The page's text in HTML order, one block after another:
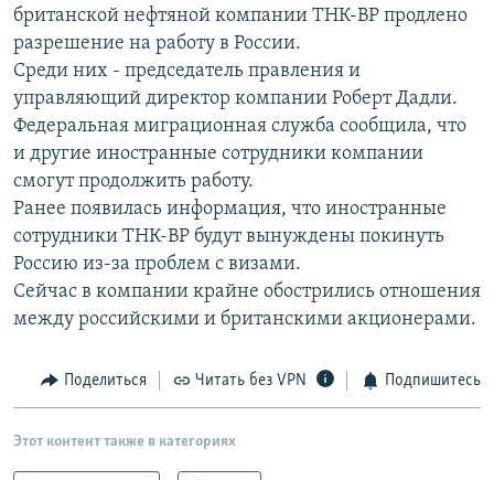
СИБИРЬ.РЕАЛИИ
РАСПИСАНИЕ ВЕЩАНИЯ
ПОДПИШИТЕСЬ НА РАССЫЛКУ
Все сайты РСЕ/РС
британской нефтяной компании ТНК-BP продлено
разрешение на работу в России.
Среди них - председатель правления и
управляющий директор компании Роберт Дадли.
Федеральная миграционная служба сообщила, что
и другие иностранные сотрудники компании
смогут продолжить работу.
Ранее появилась информация, что иностранные
сотрудники ТНК-BP будут вынуждены покинуть
Россию из-за проблем с визами.
Сейчас в компании крайне обострились отношения
между российскими и британскими акционерами.
Поделиться Читать без VPN Подпишитесь
Этот контент также в категориях